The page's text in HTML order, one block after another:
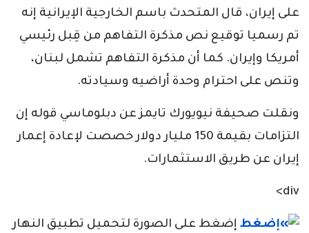
على إيران، قال المتحدث باسم الخارجية الإيرانية إنه
تم رسميا توقيع نص مذكرة التفاهم من قِبل رئيسي
أمريكا وإيران. كما أن مذكرة التفاهم تشمل لبنان،
وتنص على احترام وحدة أراضيه وسيادته.
ونقلت صحيفة نيويورك تايمز عن دبلوماسي قوله إن
التزامات بقيمة 150 مليار دولار خصصت لإعادة إعمار
إيران عن طريق الاستثمارات.
div>
إضغط على الصورة لتحميل تطبيق النهار